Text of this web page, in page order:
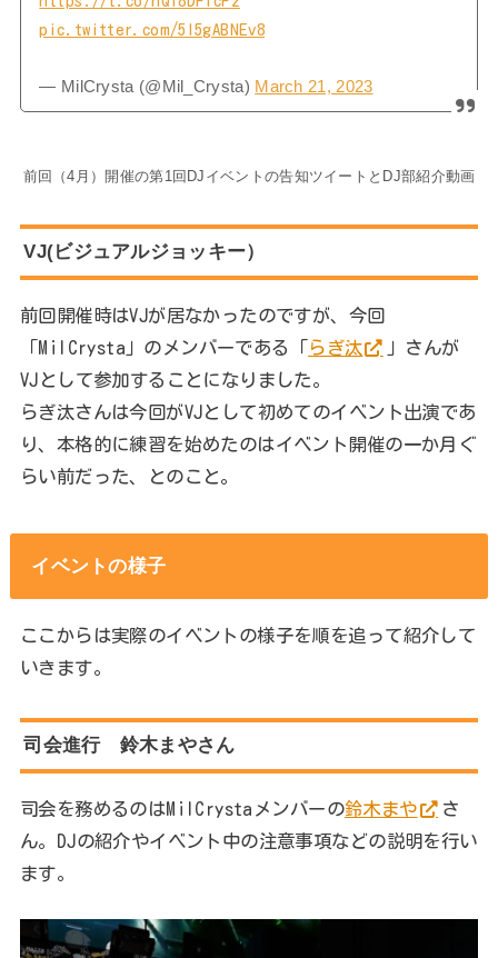
pic.twitter.com/5I5gABNEv8
— MilCrysta (@Mil_Crysta) March 21, 2023
前回（4月）開催の第1回DJイベントの告知ツイートとDJ部紹介動画
VJ(ビジュアルジョッキー）
前回開催時はVJが居なかったのですが、今回
「MilCrysta」のメンバーである「 らぎ汰
」さんが
VJとして参加することになりました。
らぎ汰さんは今回がVJとして初めてのイベント出演であ
り、本格的に練習を始めたのはイベント開催の一か月ぐ
らい前だった、とのこと。
イベントの様子
ここからは実際のイベントの様子を順を追って紹介して
いきます。
司会進行 鈴木まやさん
司会を務めるのはMilCrystaメンバーの鈴木まや
さ
ん。DJの紹介やイベント中の注意事項などの説明を行い
ます。